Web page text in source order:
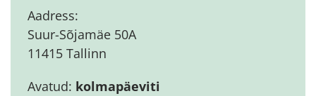
Aadress:
Suur-Sõjamäe 50A
11415 Tallinn
Avatud: kolmapäeviti